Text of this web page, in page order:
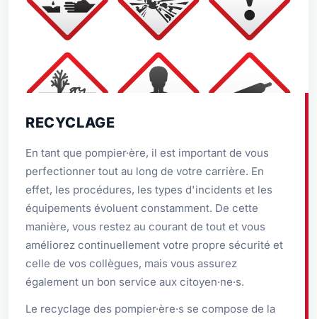
RECYCLAGE
En tant que pompier·ère, il est important de vous
perfectionner tout au long de votre carrière. En
effet, les procédures, les types d'incidents et les
équipements évoluent constamment. De cette
manière, vous restez au courant de tout et vous
améliorez continuellement votre propre sécurité et
celle de vos collègues, mais vous assurez
également un bon service aux citoyen·ne·s.
Le recyclage des pompier·ère·s se compose de la